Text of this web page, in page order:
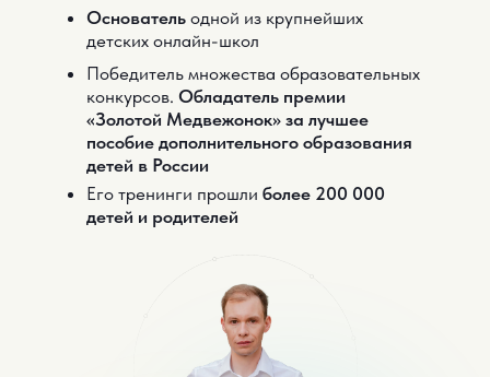
Основатель одной из крупнейших
детских онлайн-школ
Победитель множества образовательных
конкурсов. Обладатель премии
«Золотой Медвежонок» за лучшее
пособие дополнительного образования
детей в России
Его тренинги прошли более 200 000
детей и родителей